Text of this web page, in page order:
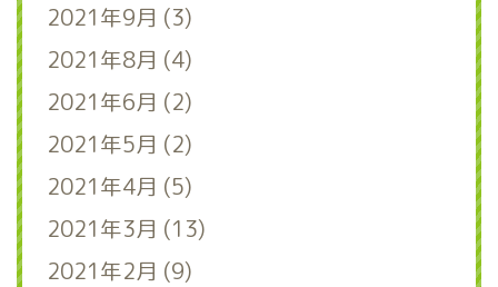
2021年9月 (3)
2021年8月 (4)
2021年6月 (2)
2021年5月 (2)
2021年4月 (5)
2021年3月 (13)
2021年2月 (9)